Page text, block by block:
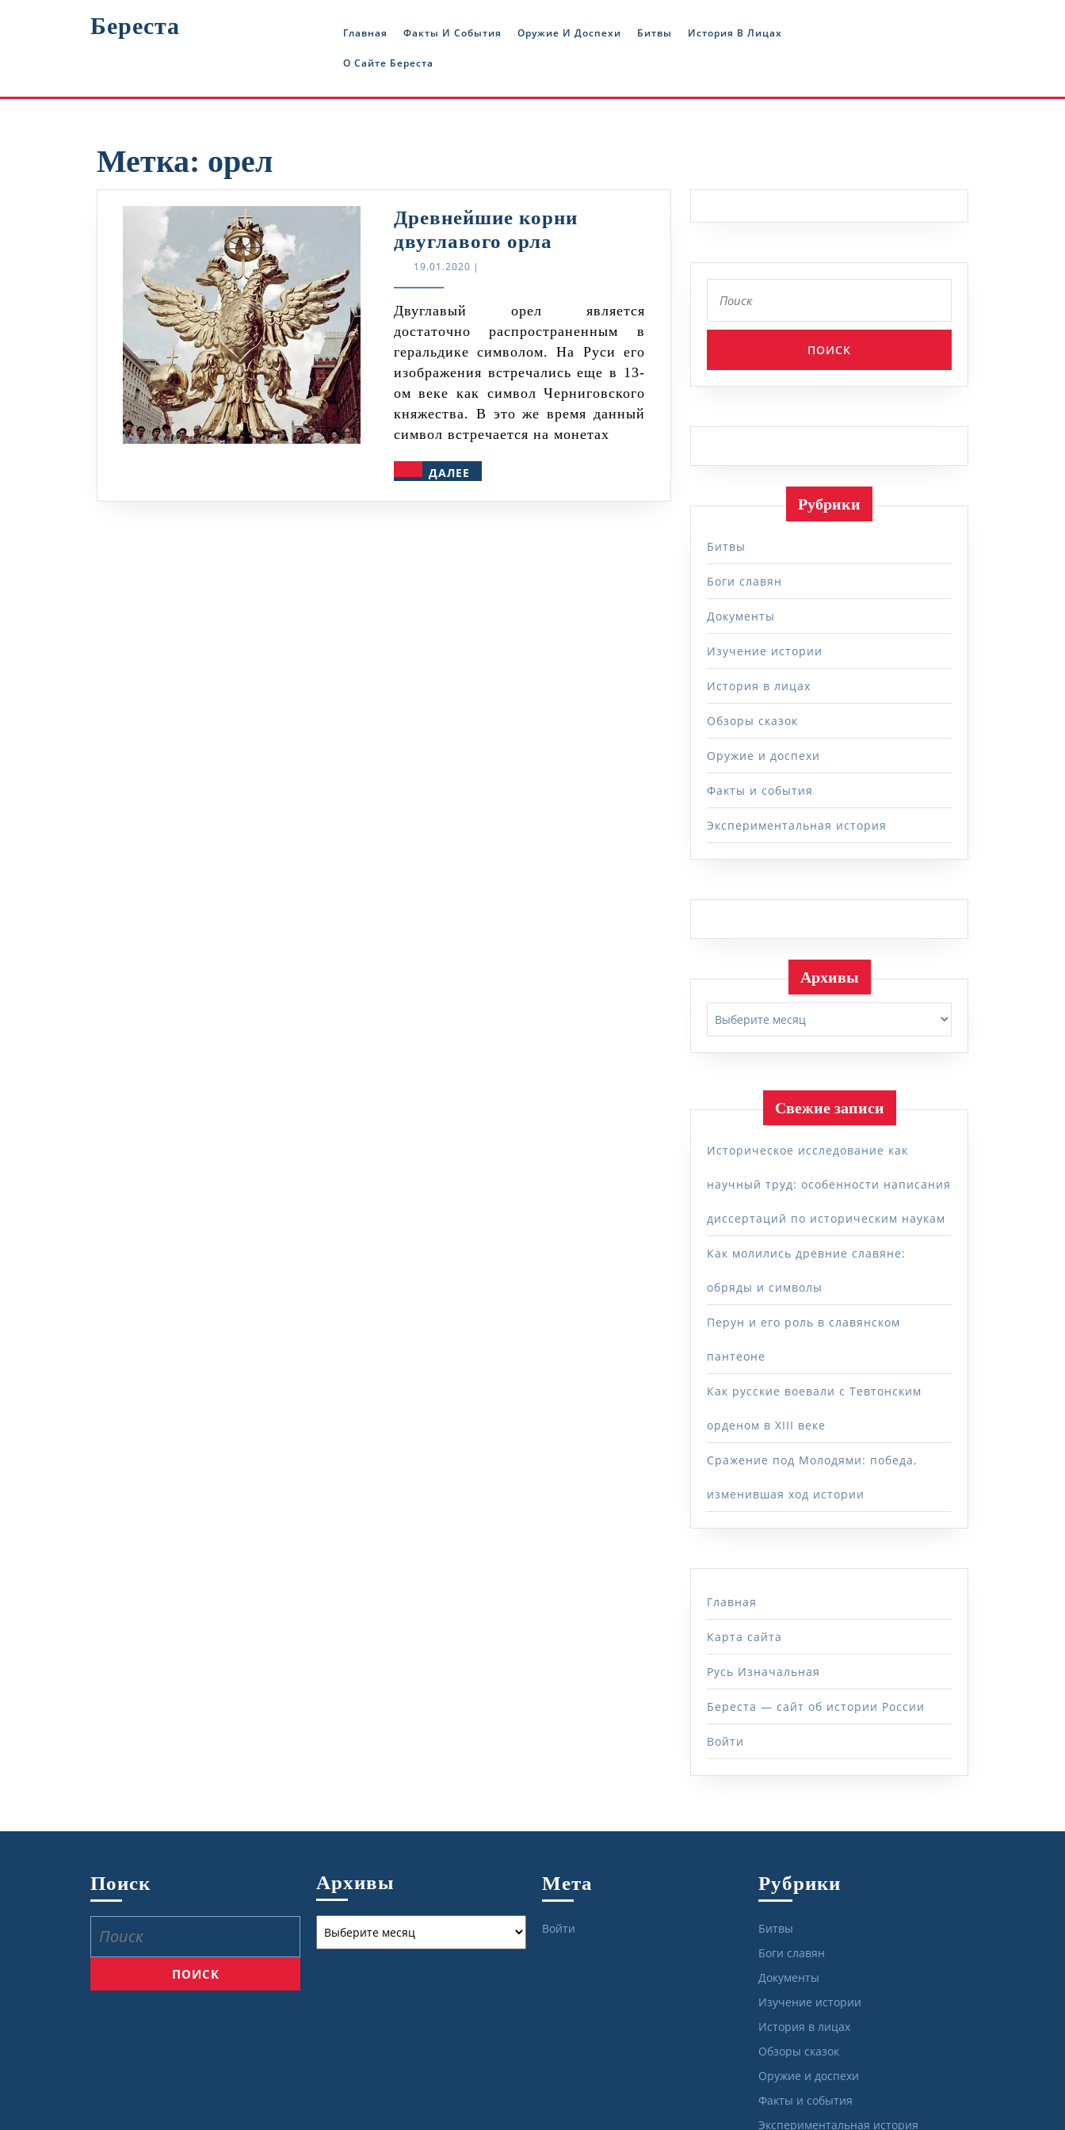
Береста Главная Факты И События Оружие И Доспехи Битвы История В Лицах
О Сайте Береста
Метка: орел
Древнейшие корни
двуглавого орла
орла
19.01.202019.01.2020
|
Двуглавый орел является
достаточно распространенным в
геральдике символом. На Руси его
изображения встречались еще в 13-
ом веке как символ Черниговского
княжества. В это же время данный
символ встречается на монетах
ДАЛЕЕ
Рубрики
Битвы
Боги славян
Документы
Изучение истории
История в лицах
Обзоры сказок
Оружие и доспехи
Факты и события
Экспериментальная история
Архивы
Свежие записи
Историческое исследование как
научный труд: особенности написания
диссертаций по историческим наукам
Как молились древние славяне:
обряды и символы
Перун и его роль в славянском
пантеоне
Как русские воевали с Тевтонским
орденом в XIII веке
Сражение под Молодями: победа,
изменившая ход истории
Главная
Карта сайта
Русь Изначальная
Береста — сайт об истории России
Войти
Поиск Архивы Мета
Войти
Рубрики
Битвы
Боги славян
Документы
Изучение истории
История в лицах
Обзоры сказок
Оружие и доспехи
Факты и события
Экспериментальная история